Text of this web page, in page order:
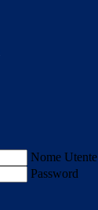
Nome Utente
Password